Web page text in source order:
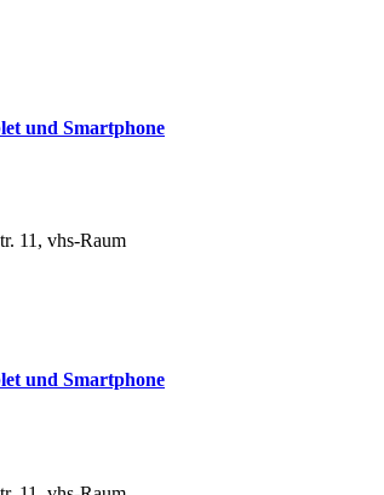
und Smartphone
11, vhs-Raum
und Smartphone